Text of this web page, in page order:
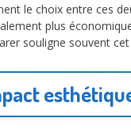
le choix entre ces
plus
souligne souvent